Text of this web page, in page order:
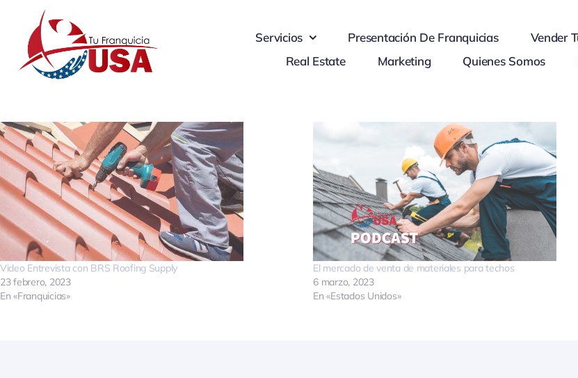
content
Servicios Presentación De Franquicias
Vender
Real Estate
Marketing Quienes Somos
Video Entrevista con BRS Roofing Supply
23 febrero, 2023
En «Franquicias»
El mercado de venta de materiales para techos
6 marzo, 2023
En «Estados Unidos»